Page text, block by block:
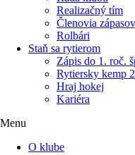
Realizačný tím
Členovia zápasov
Rolbári
Staň sa rytierom
Zápis do 1. roč.
Rytiersky kemp
Hraj hokej
Kariéra
Menu
O klube